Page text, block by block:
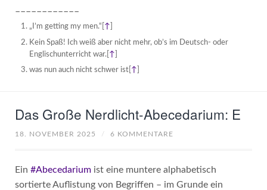
––––––––––––
„I’m getting my men.“ ↑
Kein Spaß! Ich weiß aber nicht mehr, ob’s im Deutsch- oder
Englischunterricht war. ↑
was nun auch nicht schwer ist[ ↑
Das Große Nerdlicht-Abecedarium: E
18. NOVEMBER 2025 / 6 KOMMENTARE
Ein #Abecedariumist eine muntere alphabetisch
sortierte Auflistung von Begriffen – im Grunde ein